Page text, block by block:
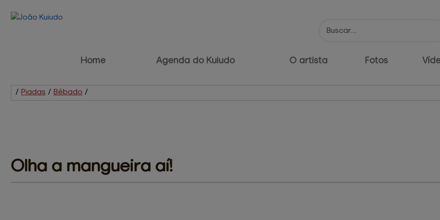
Home Agenda do Kuiudo O artista Fotos
/ Piadas / Bêbado /
Olha a mangueira aí!